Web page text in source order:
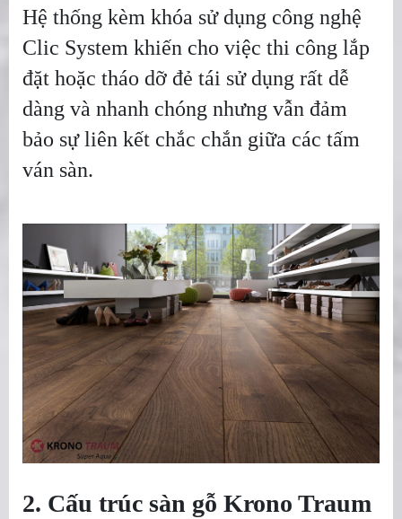
Hệ thống kèm khóa sử dụng công nghệ
Clic System khiến cho việc thi công lắp
đặt hoặc tháo dỡ đẻ tái sử dụng rất dễ
dàng và nhanh chóng nhưng vẫn đảm
bảo sự liên kết chắc chắn giữa các tấm
ván sàn.
2. Cấu trúc sàn gỗ Krono Traum